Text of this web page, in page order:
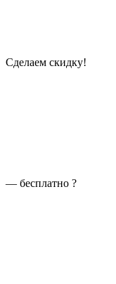
Сделаем скидку!
— бесплатно ?